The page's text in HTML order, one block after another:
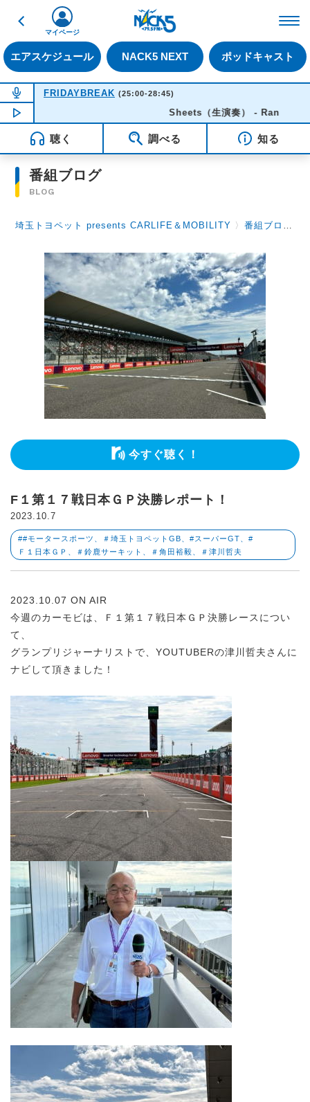
戻る
エアスケジュール NACK5 NEXT ポッドキャスト
マイページ
NOW ON AIR
FRIDAYBREAK (25:00-28:45)
聴く 調べる 知る
番組ブログ
BLOG
埼玉トヨペット presents CARLIFE＆MOBILITY 〉番組ブログ
今すぐ聴く！
F１第１７戦日本ＧＰ決勝レポート！
2023.10.7
##モータースポーツ、＃埼玉トヨペットGB、#スーパーGT、#
Ｆ１日本ＧＰ、＃鈴鹿サーキット、＃角田裕毅、＃津川哲夫
2023.10.07 ON AIR
今週のカーモビは、Ｆ１第１７戦日本ＧＰ決勝レースについ
て、
グランプリジャーナリストで、YOUTUBERの津川哲夫さんに
ナビして頂きました！